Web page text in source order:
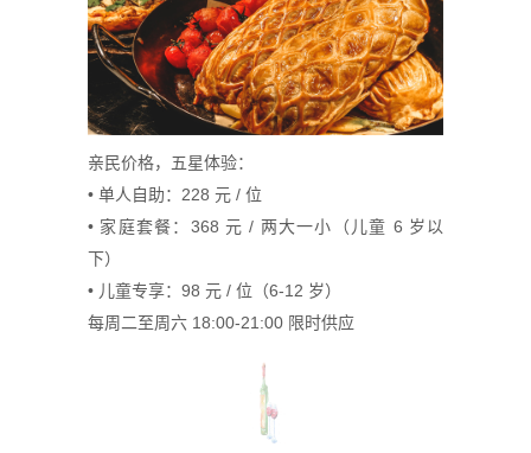
亲民价格，五星体验：
• 单人自助：228 元 / 位
• 家庭套餐：368 元 / 两大一小（儿童 6 岁以
下）
• 儿童专享：98 元 / 位（6-12 岁）
每周二至周六 18:00-21:00 限时供应